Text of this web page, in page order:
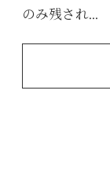
のみ残され...